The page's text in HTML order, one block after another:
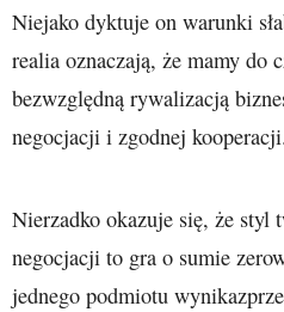
Niejako dyktuje on warunki
realia oznaczają, że mamy do
bezwzględną rywalizacją
negocjacji i zgodnej
Nierzadko okazuje się, że styl
negocjacji to gra o sumie
jednego podmiotu